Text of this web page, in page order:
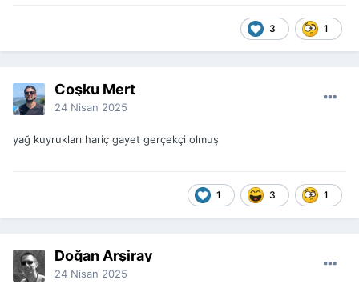
3 1
Coşku Mert
24 Nisan 2025
yağ kuyrukları hariç gayet gerçekçi olmuş
1 3 1
Doğan Arşiray
24 Nisan 2025